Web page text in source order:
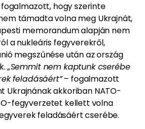
hogy szerinte
támadta volna meg Ukrajnát,
memorandum alapján nem
a nukleáris fegyverekről,
megszűnése után az ország
„Semmit nem kaptunk cserébe
feladásáért”– fogalmazott
Ukrajnának akkoriban NATO-
fegyverzetet kellett volna
feladásáért cserébe.